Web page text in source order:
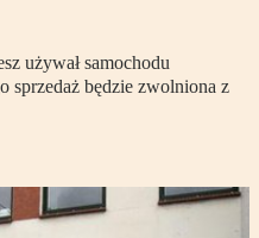
używał samochodu
sprzedaż będzie zwolniona z